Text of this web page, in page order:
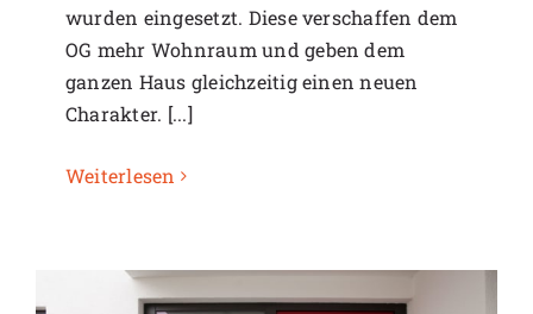
wurden eingesetzt. Diese verschaffen dem
OG mehr Wohnraum und geben dem
ganzen Haus gleichzeitig einen neuen
Charakter. [...]
Weiterlesen